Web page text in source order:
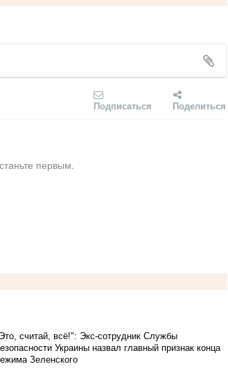
Подписаться Поделиться
первым.
считай, всё!": Экс-сотрудник Службы
Украины назвал главный признак конца
Зеленского